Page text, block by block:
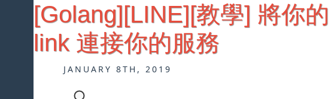
[Golang][LINE][教學] 將你
link 連接你的服務
JANUARY 8TH, 2019